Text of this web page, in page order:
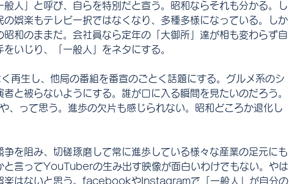
人」と呼び、自らを特別だと宣う。昭和ならそれも分かる。し
娯楽もテレビ一択ではなくなり、多種多様になっている。しか
昭和のままだ。会社員なら定年の「大御所」達が相も変わらず自
いじり、「一般人」をネタにする。
再生し、他局の番組を番宣のごとく話題にする。グルメ系のシ
と被らないようにする。誰が口に入る瞬間を見たいのだろう。
、って思う。進歩の欠片も感じられない。昭和どころか退化し
を阻み、切磋琢磨して常に進歩している様々な産業の足元にも
と言ってYouTuberの生み出す映像が面白いわけでもない。やは
楽はないと思う。facebookやInstagramで「一般人」が自分の